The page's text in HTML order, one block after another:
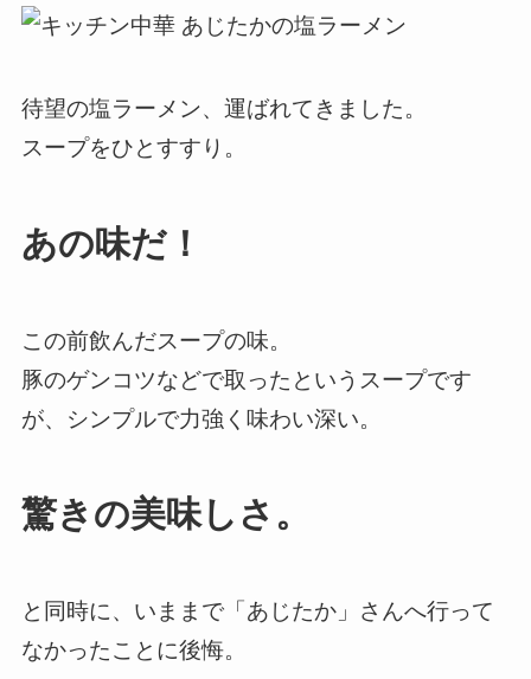
待望の塩ラーメン、運ばれてきました。
スープをひとすすり。
あの味だ！
この前飲んだスープの味。
豚のゲンコツなどで取ったというスープです
が、シンプルで力強く味わい深い。
驚きの美味しさ。
と同時に、いままで「あじたか」さんへ行って
なかったことに後悔。